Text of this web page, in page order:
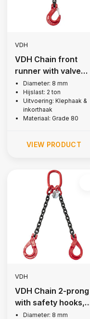
VDH
VDH Chain front
runner with valve
and notch hook, Ø 8
mm
Diameter: 8 mm
Hijslast: 2 ton
Uitvoering: Klephaak &
inkorthaak
Materiaal: Grade 80
VIEW PRODUCT
VDH
VDH Chain 2-prong
with safety hooks,
8 mm
Diameter: 8 mm